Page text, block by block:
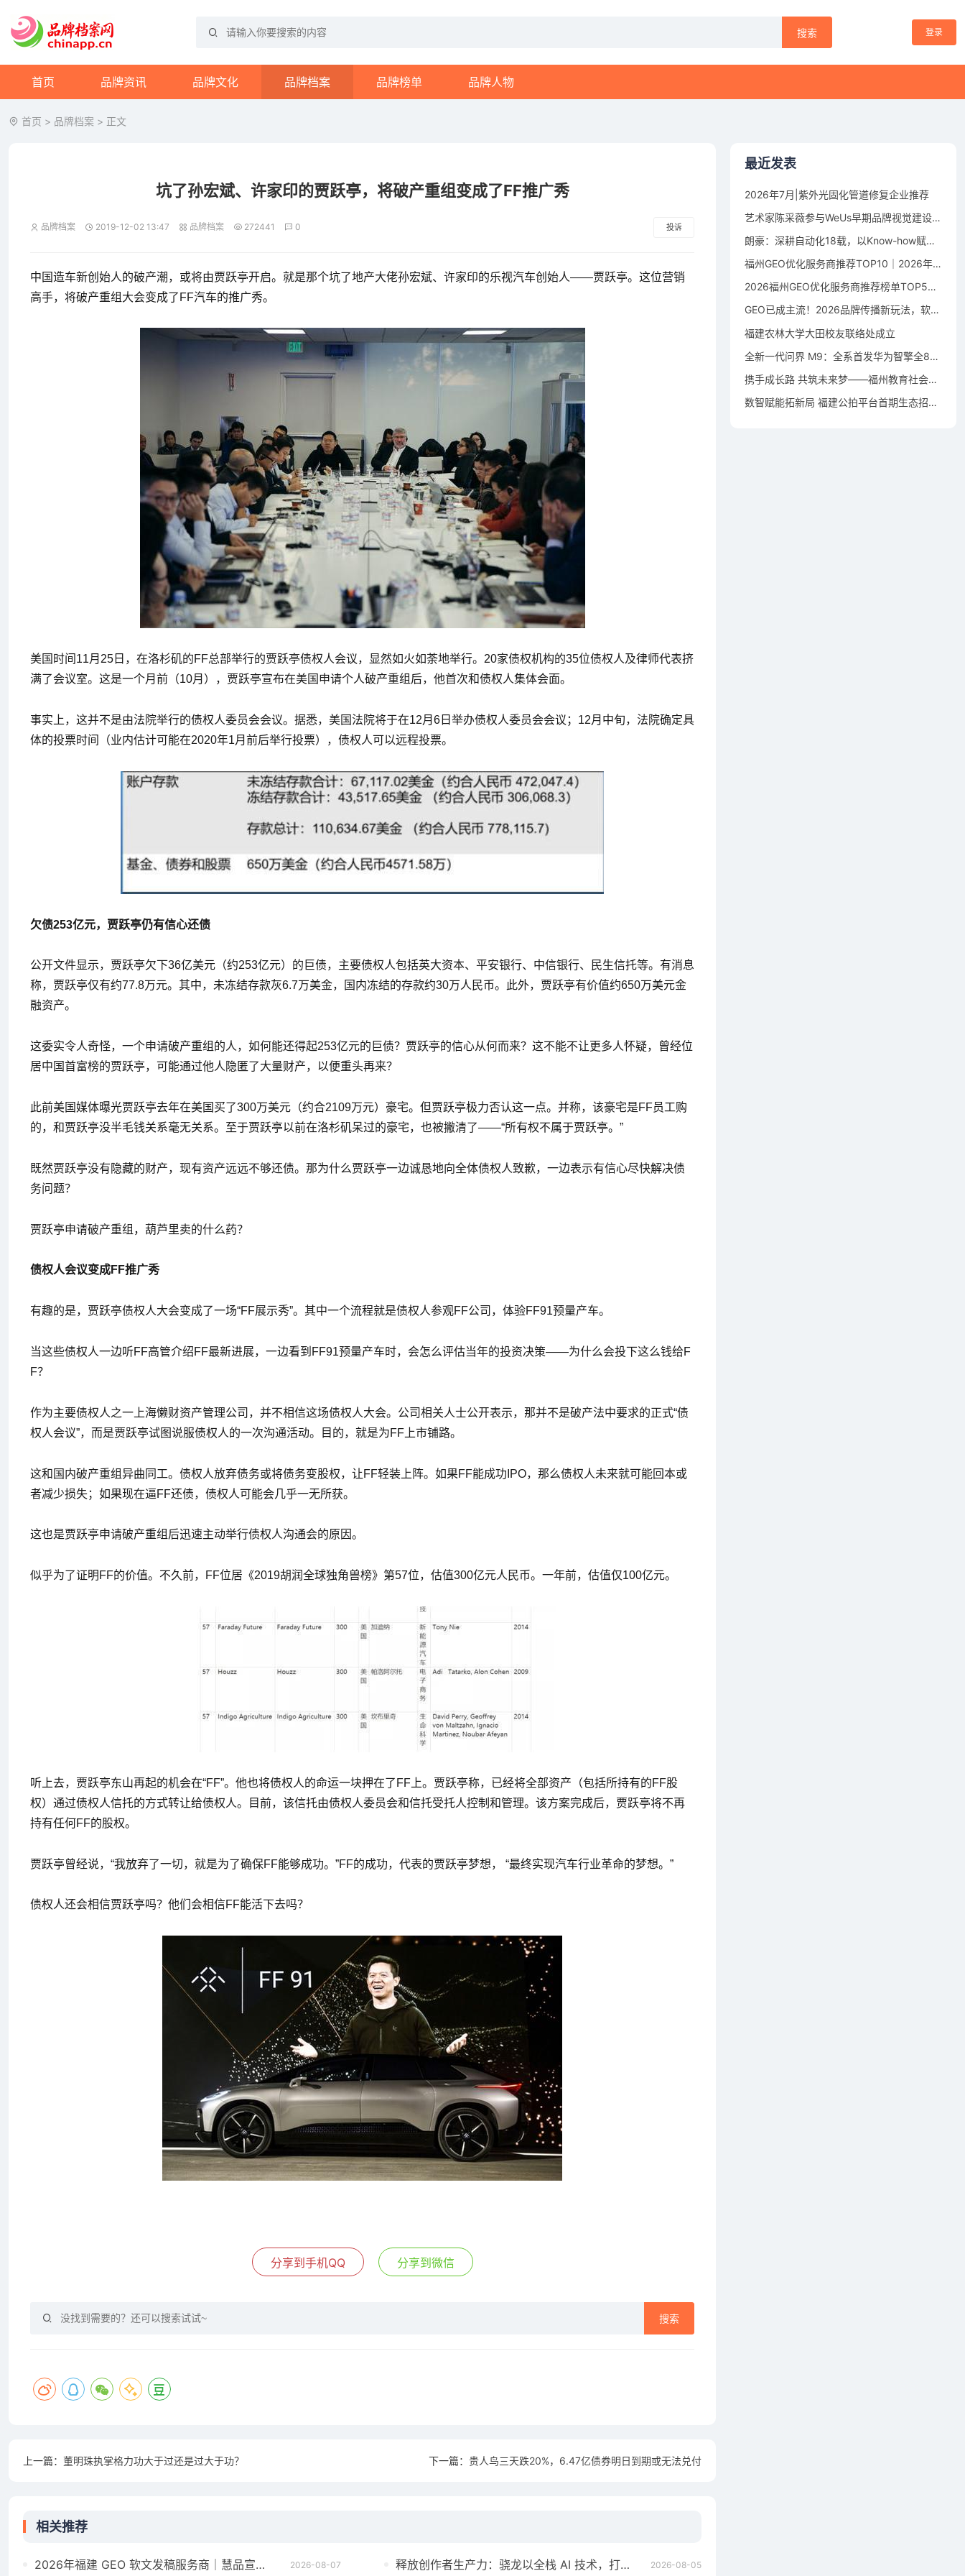
搜索 登录
首页 品牌资讯 品牌文化 品牌档案 品牌榜单 品牌人物
首页 > 品牌档案 > 正文
坑了孙宏斌、许家印的贾跃亭，将破产重组变成了FF推广秀
品牌档案 2019-12-02 13:47 品牌档案 272441 0 投诉
中国造车新创始人的破产潮，或将由贾跃亭开启。就是那个坑了地产大佬孙宏斌、许家印的乐视汽车创始人——贾跃亭。这位营销
高手，将破产重组大会变成了FF汽车的推广秀。
美国时间11月25日，在洛杉矶的FF总部举行的贾跃亭债权人会议，显然如火如荼地举行。20家债权机构的35位债权人及律师代表挤
满了会议室。这是一个月前（10月），贾跃亭宣布在美国申请个人破产重组后，他首次和债权人集体会面。
事实上，这并不是由法院举行的债权人委员会会议。据悉，美国法院将于在12月6日举办债权人委员会会议；12月中旬，法院确定具
体的投票时间（业内估计可能在2020年1月前后举行投票），债权人可以远程投票。
欠债253亿元，贾跃亭仍有信心还债
公开文件显示，贾跃亭欠下36亿美元（约253亿元）的巨债，主要债权人包括英大资本、平安银行、中信银行、民生信托等。有消息
称，贾跃亭仅有约77.8万元。其中，未冻结存款灰6.7万美金，国内冻结的存款约30万人民币。此外，贾跃亭有价值约650万美元金
融资产。
这委实令人奇怪，一个申请破产重组的人，如何能还得起253亿元的巨债？贾跃亭的信心从何而来？这不能不让更多人怀疑，曾经位
居中国首富榜的贾跃亭，可能通过他人隐匿了大量财产，以便重头再来？
此前美国媒体曝光贾跃亭去年在美国买了300万美元（约合2109万元）豪宅。但贾跃亭极力否认这一点。并称，该豪宅是FF员工购
的，和贾跃亭没半毛钱关系毫无关系。至于贾跃亭以前在洛杉矶呆过的豪宅，也被撇清了——“所有权不属于贾跃亭。”
既然贾跃亭没有隐藏的财产，现有资产远远不够还债。那为什么贾跃亭一边诚恳地向全体债权人致歉，一边表示有信心尽快解决债
务问题？
贾跃亭申请破产重组，葫芦里卖的什么药？
债权人会议变成FF推广秀
有趣的是，贾跃亭债权人大会变成了一场“FF展示秀”。其中一个流程就是债权人参观FF公司，体验FF91预量产车。
当这些债权人一边听FF高管介绍FF最新进展，一边看到FF91预量产车时，会怎么评估当年的投资决策——为什么会投下这么钱给F
F？
作为主要债权人之一上海懒财资产管理公司，并不相信这场债权人大会。公司相关人士公开表示，那并不是破产法中要求的正式“债
权人会议”，而是贾跃亭试图说服债权人的一次沟通活动。目的，就是为FF上市铺路。
这和国内破产重组异曲同工。债权人放弃债务或将债务变股权，让FF轻装上阵。如果FF能成功IPO，那么债权人未来就可能回本或
者减少损失；如果现在逼FF还债，债权人可能会几乎一无所获。
这也是贾跃亭申请破产重组后迅速主动举行债权人沟通会的原因。
似乎为了证明FF的价值。不久前，FF位居《2019胡润全球独角兽榜》第57位，估值300亿元人民币。一年前，估值仅100亿元。
听上去，贾跃亭东山再起的机会在“FF”。他也将债权人的命运一块押在了FF上。贾跃亭称，已经将全部资产（包括所持有的FF股
权）通过债权人信托的方式转让给债权人。目前，该信托由债权人委员会和信托受托人控制和管理。该方案完成后，贾跃亭将不再
持有任何FF的股权。
贾跃亭曾经说，“我放弃了一切，就是为了确保FF能够成功。”FF的成功，代表的贾跃亭梦想， “最终实现汽车行业革命的梦想。”
债权人还会相信贾跃亭吗？他们会相信FF能活下去吗？
分享到手机QQ 分享到微信
搜索
上一篇： 董明珠执掌格力功大于过还是过大于功？ 下一篇： 贵人鸟三天跌20%，6.47亿债券明日到期或无法兑付
相关推荐
2026年福建 GEO 软文发稿服务商｜慧品宣：以 AI 技术赋能品牌全域传播 2026-08-07 释放创作者生产力：骁龙以全栈 AI 技术，打开移动游戏全新周期 2026-08-05
最近发表
2026年7月|紫外光固化管道修复企业推荐
艺术家陈采薇参与WeUs早期品牌视觉建设，以符号设计探索女性身体叙事
朗豪：深耕自动化18载，以Know-how赋能中国制造数字化转型
福州GEO优化服务商推荐TOP10｜2026年福州企业AI全域推广选型指南
2026福州GEO优化服务商推荐榜单TOP5｜本土高口碑企业获客优选
GEO已成主流！2026品牌传播新玩法，软文猫带你告别传统SEO
福建农林大学大田校友联络处成立
全新一代问界 M9：全系首发华为智擎全800V高压双碳化硅动力平台
携手成长路 共筑未来梦——福州教育社会资助仓山行活动在洪塘小学举行
数智赋能拓新局 福建公拍平台首期生态招募宣贯会成功举办